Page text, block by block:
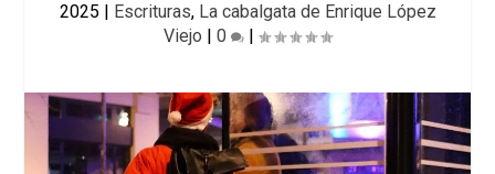
2025 | Escrituras, La cabalgata de Enrique López
Viejo | 0 |